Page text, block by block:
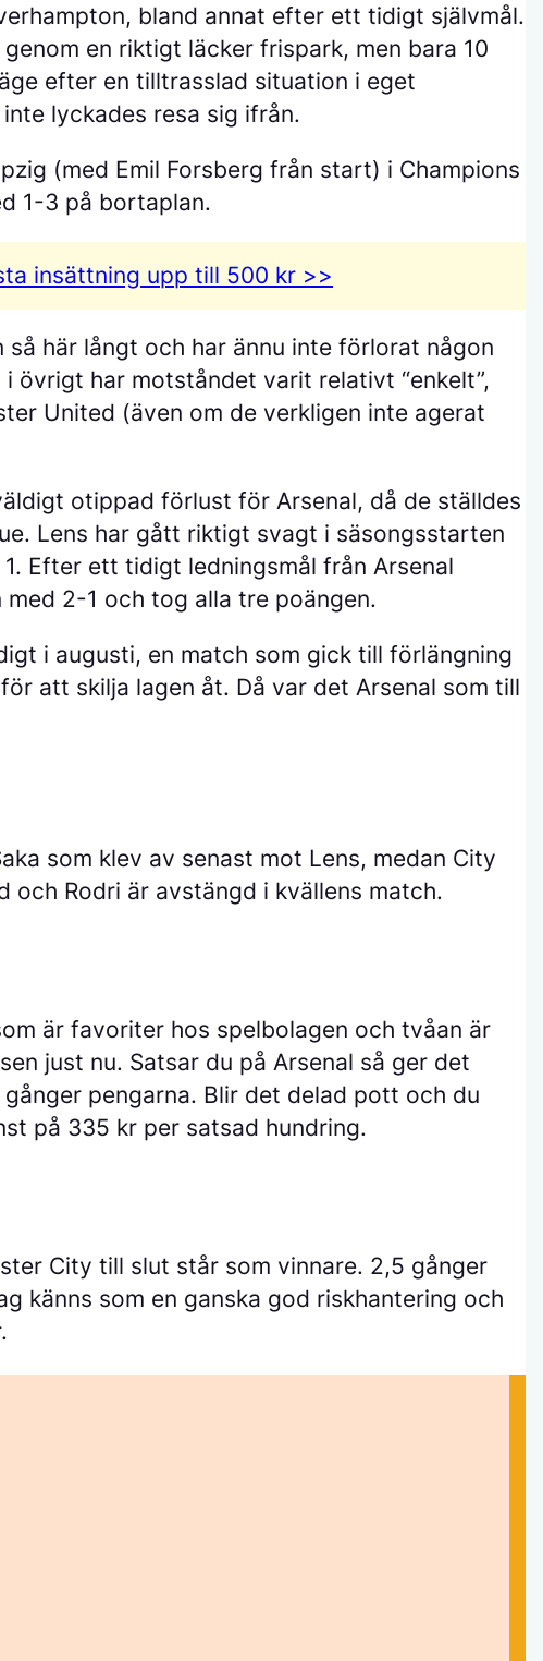
bland annat efter ett tidigt självmål.
en riktigt läcker frispark, men bara 10
efter en tilltrasslad situation i eget
lyckades resa sig ifrån.
(med Emil Forsberg från start) i Champions
1-3 på bortaplan.
insättning upp till 500 kr >>
här långt och har ännu inte förlorat någon
övrigt har motståndet varit relativt “enkelt”,
United (även om de verkligen inte agerat
otippad förlust för Arsenal, då de ställdes
Lens har gått riktigt svagt i säsongsstarten
Efter ett tidigt ledningsmål från Arsenal
2-1 och tog alla tre poängen.
i augusti, en match som gick till förlängning
att skilja lagen åt. Då var det Arsenal som till
som klev av senast mot Lens, medan City
och Rodri är avstängd i kvällens match.
är favoriter hos spelbolagen och tvåan är
just nu. Satsar du på Arsenal så ger det
pengarna. Blir det delad pott och du
på 335 kr per satsad hundring.
City till slut står som vinnare. 2,5 gånger
känns som en ganska god riskhantering och